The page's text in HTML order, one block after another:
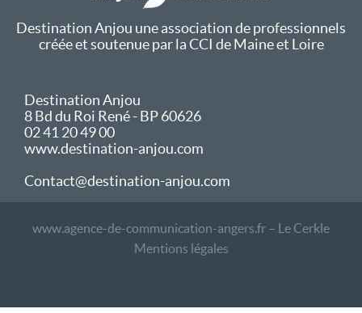
Destination Anjou une association de professionnels
créée et soutenue par la CCI de Maine et Loire
Destination Anjou
8 Bd du Roi René - BP 60626
02 41 20 49 00
www.destination-anjou.com
Contact@destination-anjou.com
www.agence-de-communication-angers.fr – Le Cerkle
Mentions légales